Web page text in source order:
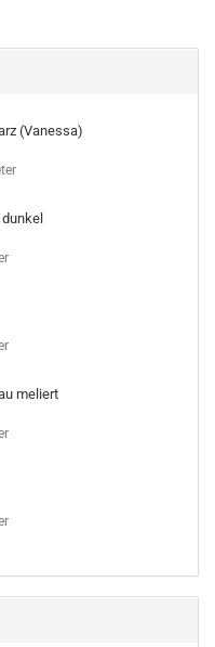
(Vanessa)
meliert